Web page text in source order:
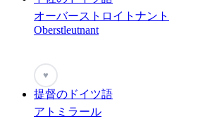
オーバーストロイトナント
Oberstleutnant
♥
提督のドイツ語
アトミラール